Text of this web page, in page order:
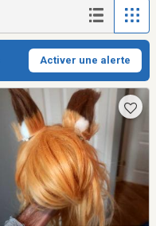
Activer une alerte